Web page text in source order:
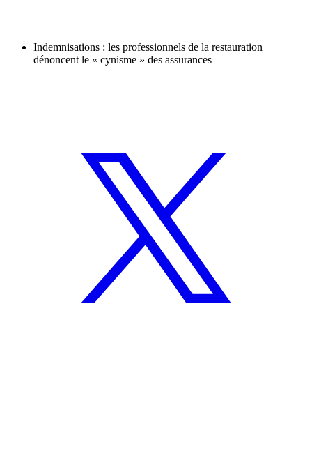
Indemnisations : les professionnels de la restauration
dénoncent le « cynisme » des assurances